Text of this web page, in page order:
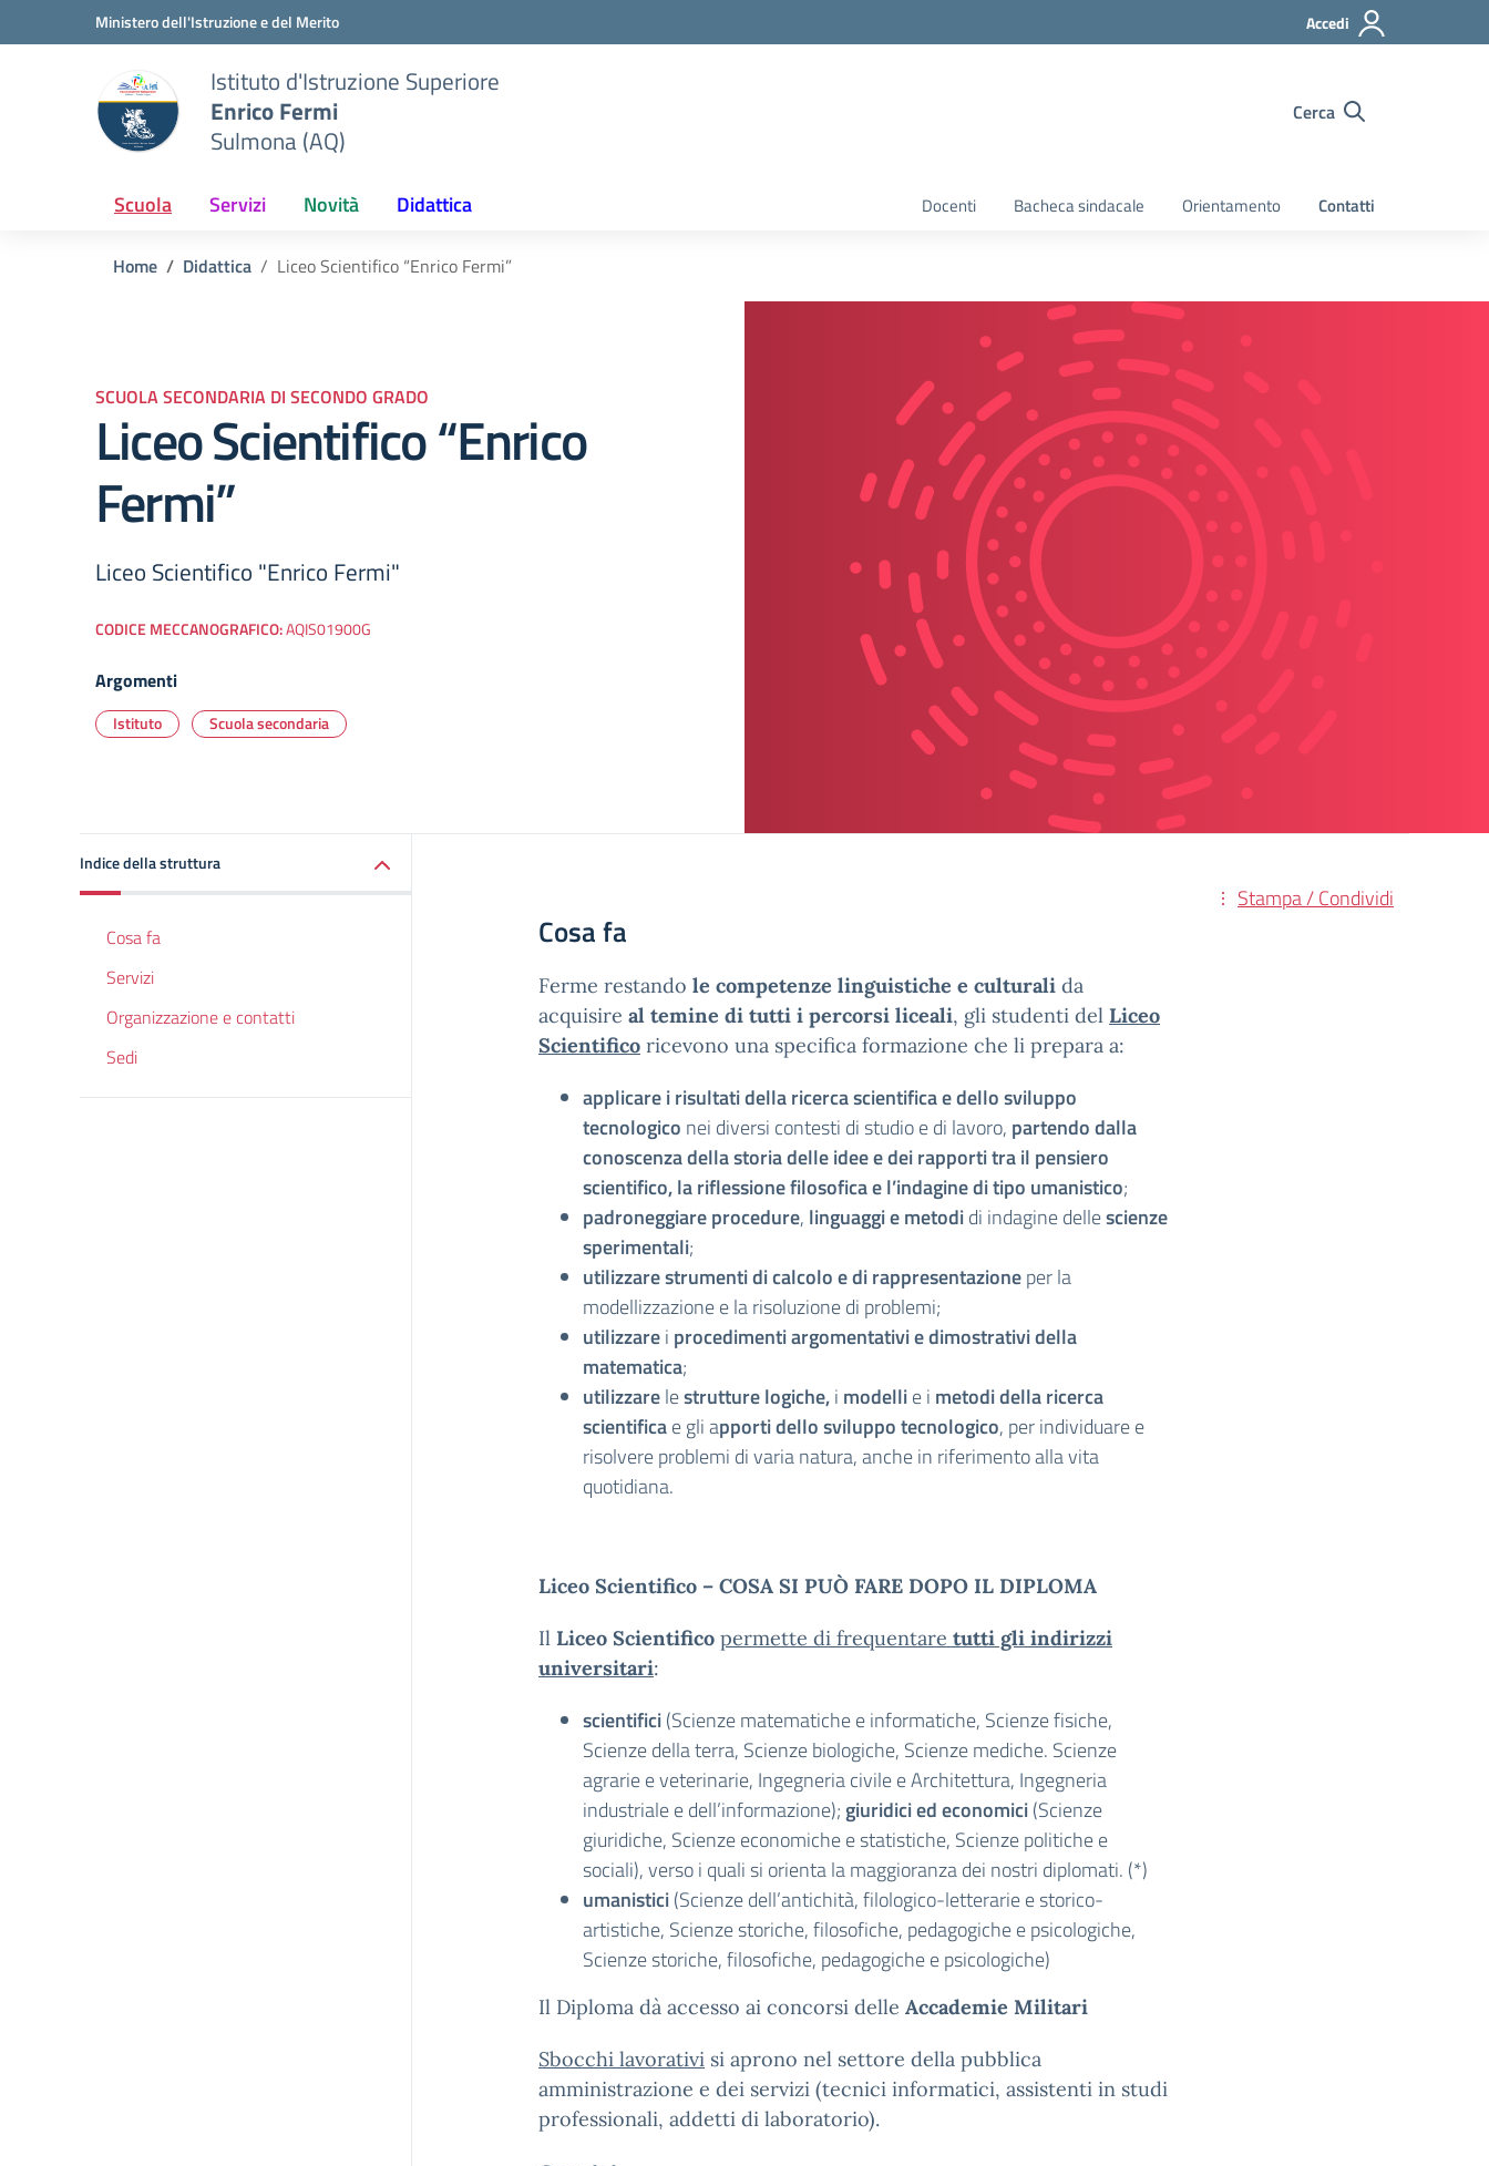
Vai ai contenuti
Vai al menu di navigazioneMinistero dell'Istruzione e del Merito Accedi
Istituto d'Istruzione Superiore
Enrico Fermi
Sulmona (AQ)
Cerca
Scuola Servizi Novità Didattica Docenti Bacheca sindacale Orientamento Contatti
Home Didattica Liceo Scientifico “Enrico Fermi”
SCUOLA SECONDARIA DI SECONDO GRADO
Liceo Scientifico “Enrico
Fermi”
Liceo Scientifico "Enrico Fermi"
CODICE MECCANOGRAFICO:AQIS01900G
Argomenti
Istituto Scuola secondaria
Indice della struttura
Cosa fa
Servizi
Organizzazione e contatti
Sedi
Stampa / Condividi
Cosa fa
Ferme restando le competenze linguistiche e culturali da
acquisire al temine di tutti i percorsi liceali, gli studenti del Liceo
Scientifico ricevono una specifica formazione che li prepara a:
applicare i risultatidella ricerca scientifica e dello sviluppo
tecnologico nei diversi contesti di studio e di lavoro, partendo dalla
conoscenza della storia delle idee e dei rapporti tra il pensiero
scientifico, la riflessione filosofica e l’indagine di tipo umanistico;
padroneggiare procedure, linguaggi e metodidi indagine dellescienze
sperimentali;
utilizzare strumentidi calcolo e di rappresentazioneper la
modellizzazione e la risoluzione di problemi;
utilizzarei procedimentiargomentativi e dimostratividella
matematica;
utilizzarelestrutturelogiche,i modellie i metodi della ricerca
scientificae gli apporti dello sviluppo tecnologico, per individuare e
risolvere problemi di varia natura, anche in riferimento alla vita
quotidiana.
Liceo Scientifico – COSA SI PUÒ FARE DOPO IL DIPLOMA
Il Liceo Scientifico permette di frequentare tutti gli indirizzi
universitari:
scientifici(Scienze matematiche e informatiche, Scienze fisiche,
Scienze della terra, Scienze biologiche, Scienze mediche. Scienze
agrarie e veterinarie, Ingegneria civile e Architettura, Ingegneria
industriale e dell’informazione); giuridici ed economici(Scienze
giuridiche, Scienze economiche e statistiche, Scienze politiche e
sociali), verso i quali si orienta la maggioranza dei nostri diplomati. (*)
umanistici(Scienze dell’antichità, filologico-letterarie e storico-
artistiche, Scienze storiche, filosofiche, pedagogiche e psicologiche,
Scienze storiche, filosofiche, pedagogiche e psicologiche)
Il Diploma dà accesso ai concorsi delle Accademie Militari
Sbocchi lavorativi si aprono nel settore della pubblica
amministrazione e dei servizi (tecnici informatici, assistenti in studi
professionali, addetti di laboratorio).